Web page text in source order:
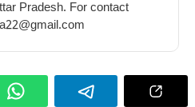
Pradesh. For contact